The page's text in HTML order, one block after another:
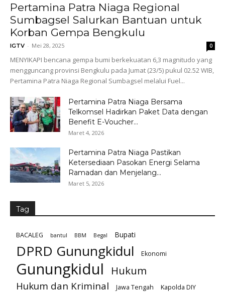
Pertamina Patra Niaga Regional
Sumbagsel Salurkan Bantuan untuk
Korban Gempa Bengkulu
IGTV - Mei 28, 2025 0
MENYIKAPI bencana gempa bumi berkekuatan 6,3 magnitudo yang
mengguncang provinsi Bengkulu pada Jumat (23/5) pukul 02.52 WIB,
Pertamina Patra Niaga Regional Sumbagsel melalui Fuel...
Pertamina Patra Niaga Bersama
Telkomsel Hadirkan Paket Data dengan
Benefit E-Voucher...
Maret 4, 2026
Pertamina Patra Niaga Pastikan
Ketersediaan Pasokan Energi Selama
Ramadan dan Menjelang...
Maret 5, 2026
Tag
BACALEG bantul BBM Begal Bupati
DPRD Gunungkidul Ekonomi
Gunungkidul Hukum
Hukum dan Kriminal Jawa Tengah
Kapolda DIY